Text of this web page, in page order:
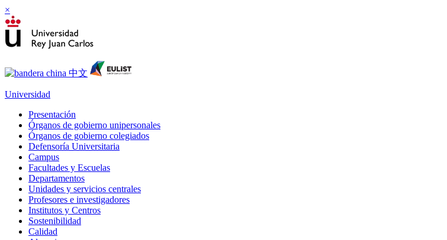
×
Universidad
Presentación
Órganos de gobierno unipersonales
Órganos de gobierno colegiados
Defensoría Universitaria
Campus
Facultades y Escuelas
Departamentos
Unidades y servicios centrales
Profesores e investigadores
Institutos y Centros
Sostenibilidad
Calidad